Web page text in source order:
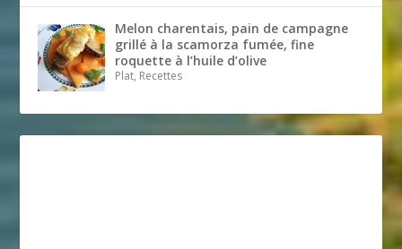
Melon charentais, pain de campagne
grillé à la scamorza fumée, fine
roquette à l’huile d’olive
Plat, Recettes